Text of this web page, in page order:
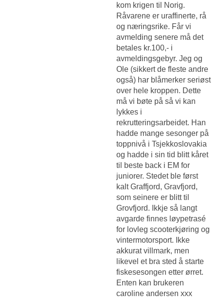
kom krigen til Norig.
Råvarene er uraffinerte, rå
og næringsrike. Får vi
avmelding senere må det
betales kr.100,- i
avmeldingsgebyr. Jeg og
Ole (sikkert de fleste andre
også) har blåmerker seriøst
over hele kroppen. Dette
må vi bøte på så vi kan
lykkes i
rekrutteringsarbeidet. Han
hadde mange sesonger på
toppnivå i Tsjekkoslovakia
og hadde i sin tid blitt kåret
til beste back i EM for
juniorer. Stedet ble først
kalt Graffjord, Gravfjord,
som seinere er blitt til
Grovfjord. Ikkje så langt
avgarde finnes løypetrasé
for lovleg scooterkjøring og
vintermotorsport. Ikke
akkurat villmark, men
likevel et bra sted å starte
fiskesesongen etter ørret.
Enten kan brukeren
caroline andersen xxx